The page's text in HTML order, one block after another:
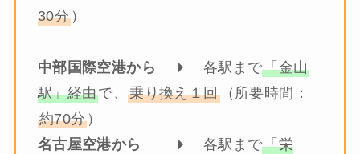
30分 ）
中部国際空港から 各駅まで「金山
駅」経由で、乗り換え１回（所要時間：
約70分 ）
名古屋空港から
各駅まで「栄